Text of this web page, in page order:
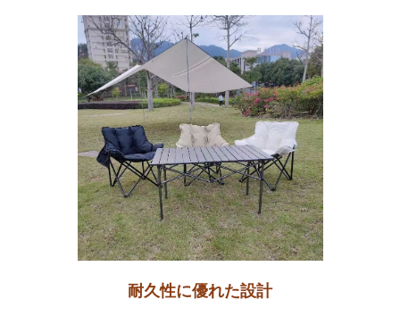
耐久性に優れた設計